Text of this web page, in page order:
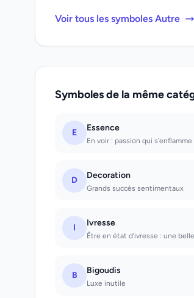
Voir tous les symboles Autre
Symboles de la même
E Essence
En voir : passion qui
D Decoration
Grands succès sentimentaux
I Ivresse
Être en état d'ivresse : une
B Bigoudis
Luxe inutile